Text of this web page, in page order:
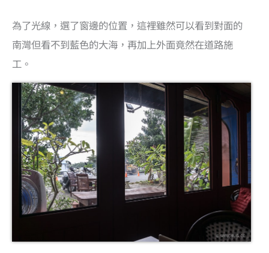
為了光線，選了窗邊的位置，這裡雖然可以看到對面的
南灣但看不到藍色的大海，再加上外面竟然在道路施
工。